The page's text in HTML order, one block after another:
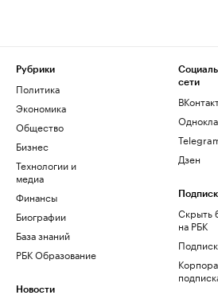
Рубрики
Политика
Экономика
Общество
Бизнес
Технологии и
медиа
Финансы
Биографии
База знаний
РБК Образование
Новости
сети
Дзен
Скрыть
на РБК